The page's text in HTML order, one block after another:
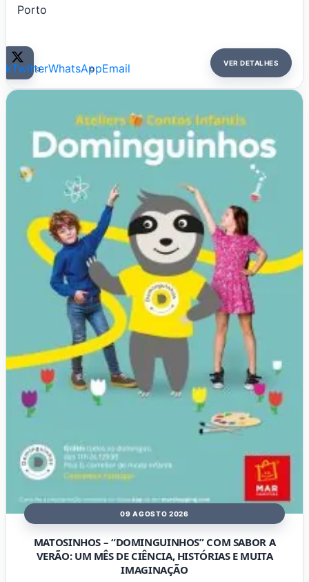
Porto
TwitterWhatsAppEmail VER DETALHES
09 AGOSTO 2026
MATOSINHOS – “DOMINGUINHOS” COM SABOR A
VERÃO: UM MÊS DE CIÊNCIA, HISTÓRIAS E MUITA
IMAGINAÇÃO